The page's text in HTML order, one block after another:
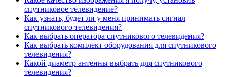
спутниковое телевидение?
Как узнать, будет ли у меня принимать сигнал
спутникового телевидения?
Как выбрать оператора спутникового телевидения?
Как выбрать комплект оборудования для спутникового
телевидения?
Какой диаметр антенны выбрать для спутникового
телевидения?